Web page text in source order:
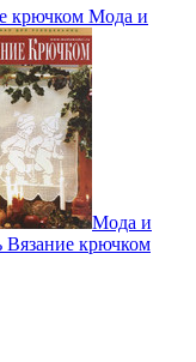
крючком Мода и
Мода и
Вязание крючком